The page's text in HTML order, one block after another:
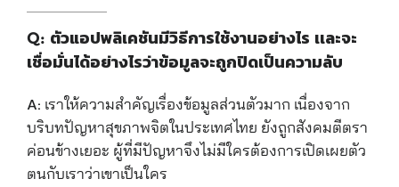
Q: ตัวแอปพลิเคชันมีวิธีการใช้งานอย่างไร เเละจะ
เชื่อมั่นได้อย่างไรว่าข้อมูลจะถูกปิดเป็นความลับ
A: เราให้ความสำคัญเรื่องข้อมูลส่วนตัวมาก เนื่องจาก
บริบทปัญหาสุขภาพจิตในประเทศไทย ยังถูกสังคมตีตรา
ค่อนข้างเยอะ ผู้ที่มีปัญหาจึงไม่มีใครต้องการเปิดเผยตัว
ตนกับเราว่าเขาเป็นใคร